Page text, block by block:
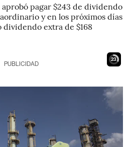
aprobó pagar $243 de dividendo
y en los próximos días
dividendo extra de $168
22
PUBLICIDAD